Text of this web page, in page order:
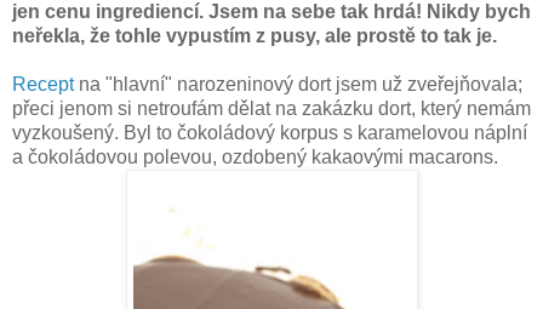
jen cenu ingrediencí. Jsem na sebe tak hrdá! Nikdy bych
neřekla, že tohle vypustím z pusy, ale prostě to tak je.
Receptna "hlavní" narozeninový dort jsem už zveřejňovala;
přeci jenom si netroufám dělat na zakázku dort, který nemám
vyzkoušený. Byl to čokoládový korpus s karamelovou náplní
a čokoládovou polevou, ozdobený kakaovými macarons.